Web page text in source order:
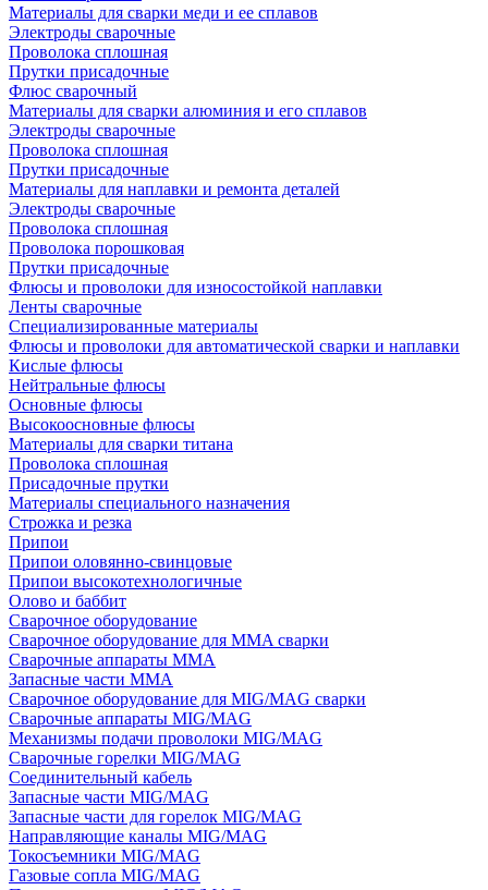
Материалы для сварки меди и ее сплавов
Электроды сварочные
Проволока сплошная
Прутки присадочные
Флюс сварочный
Материалы для сварки алюминия и его сплавов
Электроды сварочные
Проволока сплошная
Прутки присадочные
Материалы для наплавки и ремонта деталей
Электроды сварочные
Проволока сплошная
Проволока порошковая
Прутки присадочные
Флюсы и проволоки для износостойкой наплавки
Ленты сварочные
Специализированные материалы
Флюсы и проволоки для автоматической сварки и наплавки
Кислые флюсы
Нейтральные флюсы
Основные флюсы
Высокоосновные флюсы
Материалы для сварки титана
Проволока сплошная
Присадочные прутки
Материалы специального назначения
Строжка и резка
Припои
Припои оловянно-свинцовые
Припои высокотехнологичные
Олово и баббит
Сварочное оборудование
Сварочное оборудование для MMA сварки
Сварочные аппараты MMA
Запасные части MMA
Сварочное оборудование для MIG/MAG сварки
Сварочные аппараты MIG/MAG
Механизмы подачи проволоки MIG/MAG
Сварочные горелки MIG/MAG
Соединительный кабель
Запасные части MIG/MAG
Запасные части для горелок MIG/MAG
Направляющие каналы MIG/MAG
Токосъемники MIG/MAG
Газовые сопла MIG/MAG